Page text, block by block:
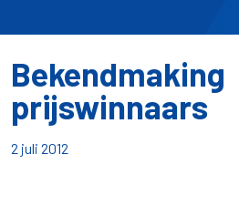
Bekendmaking
prijswinnaars
2 juli 2012